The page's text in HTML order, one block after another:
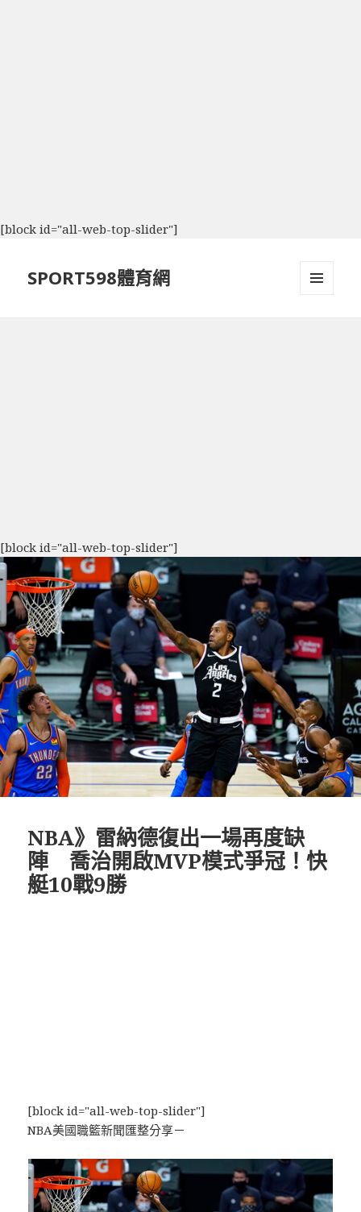
[block id="all-web-top-slider"]
SPORT598體育網
[block id="all-web-top-slider"]
NBA》雷納德復出一場再度缺
陣 喬治開啟MVP模式爭冠！快
艇10戰9勝
[block id="all-web-top-slider"]
NBA美國職籃新聞匯整分享－